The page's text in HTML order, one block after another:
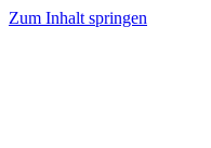
Zum Inhalt springen